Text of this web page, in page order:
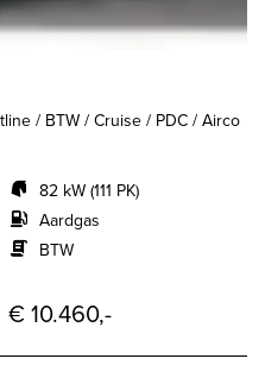
/ BTW / Cruise / PDC / Airco
82 kW (111 PK)
Aardgas
BTW
€ 10.460,-